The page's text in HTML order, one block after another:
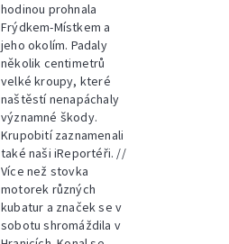
hodinou prohnala
Frýdkem-Místkem a
jeho okolím. Padaly
několik centimetrů
velké kroupy, které
naštěstí nenapáchaly
významné škody.
Krupobití zaznamenali
také naši iReportéři. //
Více než stovka
motorek různých
kubatur a značek se v
sobotu shromáždila v